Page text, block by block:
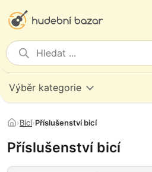
Výběr kategorie
›Bicí›Příslušenství bicí
Příslušenství bicí